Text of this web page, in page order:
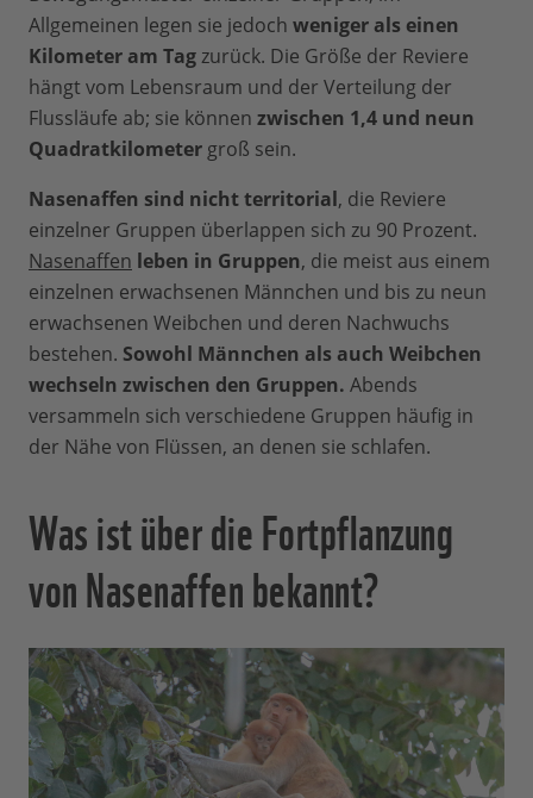
Allgemeinen legen sie jedoch weniger als einen
Kilometer am Tagzurück. Die Größe der Reviere
hängt vom Lebensraum und der Verteilung der
Flussläufe ab; sie können zwischen 1,4 und neun
Quadratkilometer groß sein.
Nasenaffen sind nicht territorial, die Reviere
einzelner Gruppen überlappen sich zu 90 Prozent.
Nasenaffen leben in Gruppen, die meist aus einem
einzelnen erwachsenen Männchen und bis zu neun
erwachsenen Weibchen und deren Nachwuchs
bestehen. Sowohl Männchen als auch Weibchen
wechseln zwischen den Gruppen. Abends
versammeln sich verschiedene Gruppen häufig in
der Nähe von Flüssen, an denen sie schlafen.
Was ist über die Fortpflanzung
von Nasenaffen bekannt?